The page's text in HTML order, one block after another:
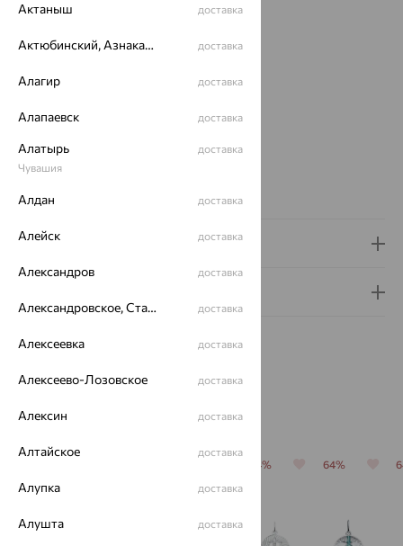
Вес:1.11 — 1.13
Проба:
Страна происхождения:
ЗНАКИ ЗОДИАКА:
Бренд:Aquamarine
Вес металла:
Доставка и оплата
Похожие изделия
64% 64%
Актаныш доставка
Актюбинский, Азнакаевский район доставка
Алагир доставка
Алапаевск доставка
Алатырь
Чувашия
доставка
Алдан доставка
Алейск доставка
Александров доставка
Александровское, Ставропольский край доставка
Алексеевка доставка
Алексеево-Лозовское доставка
Алексин доставка
Алтайское доставка
Алупка доставка
Алушта доставка